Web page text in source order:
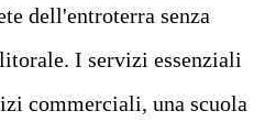
dell'entroterra senza
I servizi essenziali
commerciali, una scuola